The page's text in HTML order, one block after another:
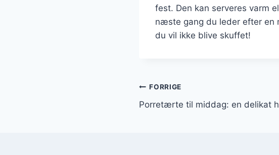
fest. Den kan serveres varm
næste gang du leder efter en
du vil ikke blive skuffet!
Indlægsnavigation
FORRIGE
Porretærte til middag: en delikat